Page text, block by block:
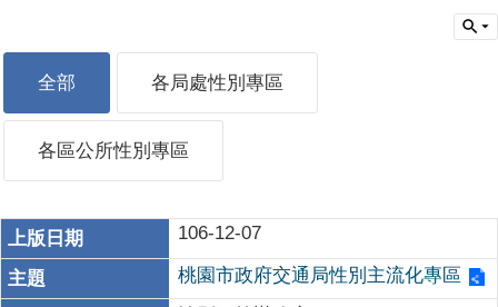
全部 各局處性別專區
各區公所性別專區
106-12-07
桃園市政府交通局性別主流化專區